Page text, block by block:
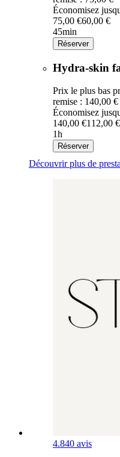
Économisez
75,00 €60,00 €
45min
Réserver
Hydra-skin
Prix le plus bas
remise : 140,00 €
Économisez
140,00 €112,00 €
1h
Réserver
Découvrir plus de
4.840 avis